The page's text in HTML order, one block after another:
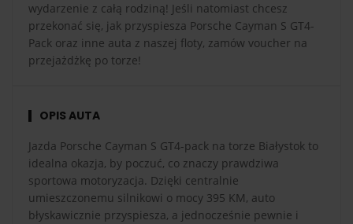
wydarzenie z całą rodziną! Jeśli natomiast chcesz
przekonać się, jak przyspiesza Porsche Cayman S GT4-
Pack oraz inne auta z naszej floty, zamów voucher na
przejażdżkę po torze!
OPIS AUTA
Jazda Porsche Cayman S GT4-pack na torze Białystok to
idealna okazja, by poczuć, co znaczy prawdziwa
sportowa motoryzacja. Dzięki centralnie
umieszczonemu silnikowi o mocy 395 KM, auto
błyskawicznie przyspiesza, a jednocześnie pewnie i